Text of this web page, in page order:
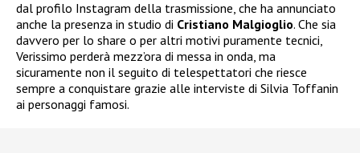
dal profilo Instagram della trasmissione, che ha annunciato
anche la presenza in studio di Cristiano Malgioglio. Che sia
davvero per lo share o per altri motivi puramente tecnici,
Verissimo perderà mezz’ora di messa in onda, ma
sicuramente non il seguito di telespettatori che riesce
sempre a conquistare grazie alle interviste di Silvia Toffanin
ai personaggi famosi.